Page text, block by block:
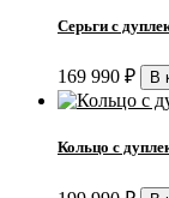
Серьги с
169 990 ₽
Кольцо с